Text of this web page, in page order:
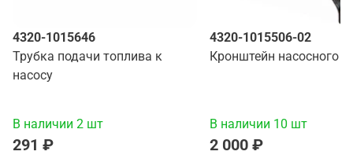
4320-1015646
Трубка подачи топлива к
насосу
В наличии 2 шт
291 ₽
4320-1015506-02
Кронштейн насосного
В наличии 10 шт
2 000 ₽